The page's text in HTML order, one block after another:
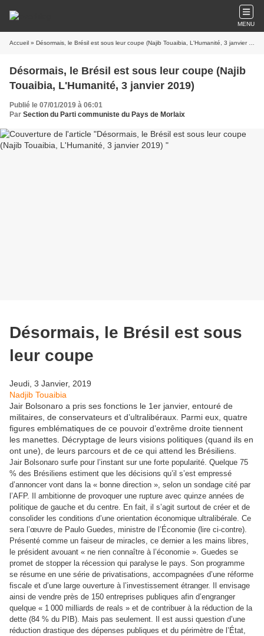
MENU
Accueil » Désormais, le Brésil est sous leur coupe (Najib Touaibia, L'Humanité, 3 janvier 2019)
Désormais, le Brésil est sous leur coupe (Najib
Touaibia, L'Humanité, 3 janvier 2019)
Publié le 07/01/2019 à 06:01
Par Section du Parti communiste du Pays de Morlaix
Désormais, le Brésil est sous
leur coupe
Jeudi, 3 Janvier, 2019
Nadjib Touaibia
Jair Bolsonaro a pris ses fonctions le 1er janvier, entouré de
militaires, de conservateurs et d’ultralibéraux. Parmi eux, quatre
figures emblématiques de ce pouvoir d’extrême droite tiennent
les manettes. Décryptage de leurs visions politiques (quand ils en
ont une), de leurs parcours et de ce qui attend les Brésiliens.
Jair Bolsonaro surfe pour l’instant sur une forte popularité. Quelque 75
% des Brésiliens estiment que les décisions qu’il s’est empressé
d’annoncer vont dans la « bonne direction », selon un sondage cité par
l’AFP. Il ambitionne de provoquer une rupture avec quinze années de
politique de gauche et du centre. En fait, il s’agit surtout de créer et de
consolider les conditions d’une orientation économique ultralibérale. Ce
sera l’œuvre de Paulo Guedes, ministre de l’Économie (lire ci-contre).
Présenté comme un faiseur de miracles, ce dernier a les mains libres,
le président avouant « ne rien connaître à l’économie ». Guedes se
promet de stopper la récession qui paralyse le pays. Son programme
se résume en une série de privatisations, accompagnées d’une réforme
fiscale et d’une large ouverture à l’investissement étranger. Il envisage
ainsi de vendre près de 150 entreprises publiques afin d’engranger
quelque « 1 000 milliards de reals » et de contribuer à la réduction de la
dette (84 % du PIB). Mais pas seulement. Il est aussi question d’une
réduction drastique des dépenses publiques et du périmètre de l’État,